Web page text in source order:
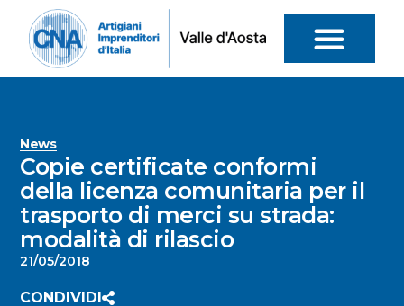
News
Copie certificate conformi
della licenza comunitaria per il
trasporto di merci su strada:
modalità di rilascio
21/05/2018
CONDIVIDI